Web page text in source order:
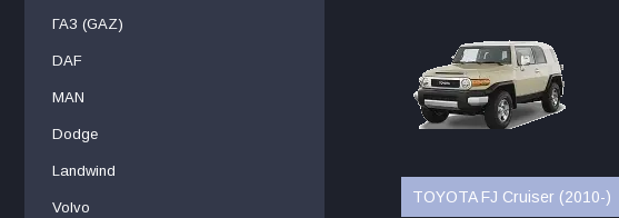
TOYOTA FJ Cruiser (2010-)
ГАЗ (GAZ)
DAF
MAN
Dodge
Landwind
Volvo